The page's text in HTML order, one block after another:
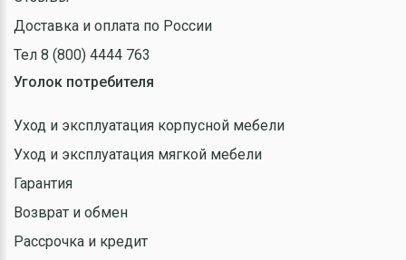
Доставка и оплата по России
Тел 8 (800) 4444 763
Уголок потребителя
Уход и эксплуатация корпусной мебели
Уход и эксплуатация мягкой мебели
Гарантия
Возврат и обмен
Рассрочка и кредит